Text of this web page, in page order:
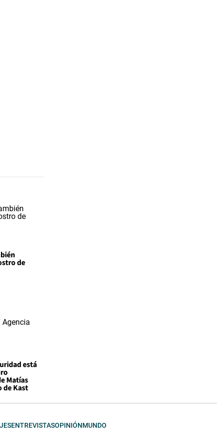
de
está
Matías
de Kast
ENTREVISTASOPINIÓNMUNDO